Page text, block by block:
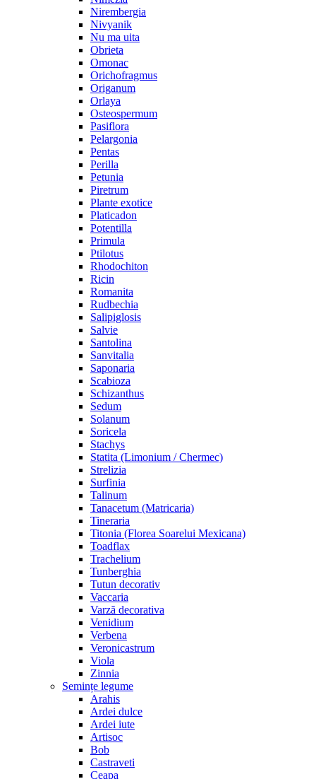
Nirembergia
Nivyanik
Nu ma uita
Obrieta
Omonac
Orichofragmus
Origanum
Orlaya
Osteospermum
Pasiflora
Pelargonia
Pentas
Perilla
Petunia
Piretrum
Plante exotice
Platicadon
Potentilla
Primula
Ptilotus
Rhodochiton
Ricin
Romanita
Rudbechia
Salipiglosis
Salvie
Santolina
Sanvitalia
Saponaria
Scabioza
Schizanthus
Sedum
Solanum
Soricela
Stachys
Statita (Limonium / Chermec)
Strelizia
Surfinia
Talinum
Tanacetum (Matricaria)
Tineraria
Titonia (Florea Soarelui Mexicana)
Toadflax
Trachelium
Tunberghia
Tutun decorativ
Vaccaria
Varză decorativa
Venidium
Verbena
Veronicastrum
Viola
Zinnia
Semințe legume
Arahis
Ardei dulce
Ardei iute
Artisoc
Bob
Castraveti
Ceapa